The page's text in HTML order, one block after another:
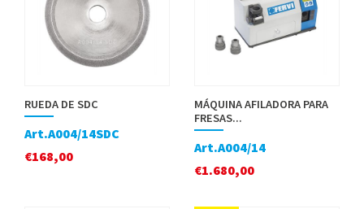
RUEDA DE SDC
Art.A004/14SDC
€168,00
MÁQUINA AFILADORA PARA
FRESAS...
Art.A004/14
€1.680,00